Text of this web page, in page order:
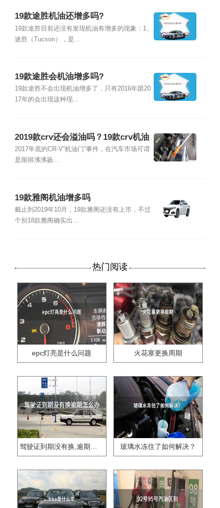
19款途胜机油还增多吗?
19款途胜目前还没有发现机油有增多的现象：1、
途胜（Tucson），是...
19款途胜会机油增多吗?
19款途胜不会出现机油增多了，只有2016年跟20
17年的会出现这种现...
2019款crv还会溢油吗？19款crv机油
还增多吗
2017年底的CR-V“机油门”事件，在汽车市场可谓
是闹得沸沸扬...
19款雅阁机油增多吗
截止到2019年10月，19款雅阁还没有上市，不过
个别18款雅阁确实出...
热门阅读
epc灯亮是什么问题 火花塞更换周期
驾驶证到期没有换,逾期怎么办?? 玻璃水冻住了如何解决？